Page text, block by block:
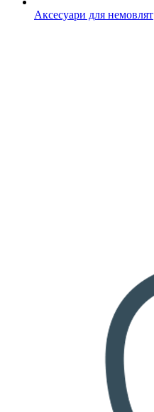
Аксесуари для немовлят